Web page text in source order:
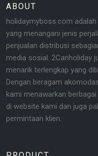
ABOUT
holidaymyboss.com adalah
yang menangani jenis
penjualan distribusi
media sosial. 2Canholiday
menarik terlengkap yang
Dengan beragam
kami menawarkan
di website kami dan juga
permintaan klien.